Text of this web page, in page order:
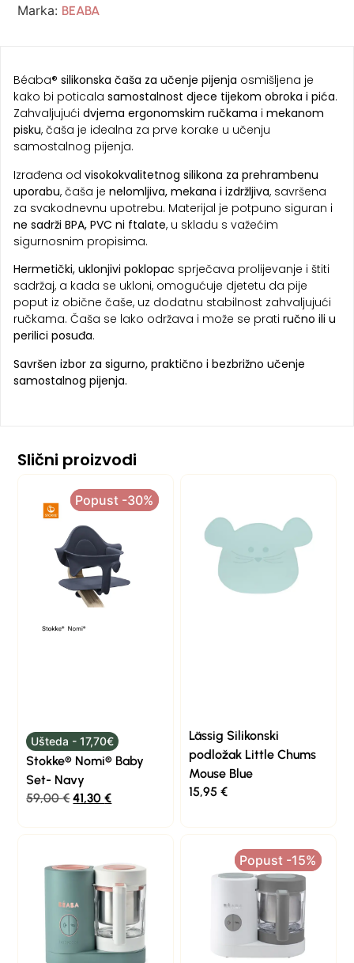
Marka: BEABA
Béaba® silikonska čaša za učenje pijenja osmišljena je
kako bi poticala samostalnost djece tijekom obroka i pića.
Zahvaljujući dvjema ergonomskim ručkama i mekanom
pisku, čaša je idealna za prve korake u učenju
samostalnog pijenja.
Izrađena od visokokvalitetnog silikona za prehrambenu
uporabu, čaša je nelomljiva, mekana i izdržljiva, savršena
za svakodnevnu upotrebu. Materijal je potpuno siguran i
ne sadrži BPA, PVC ni ftalate, u skladu s važećim
sigurnosnim propisima.
Hermetički, uklonjivi poklopac sprječava prolijevanje i štiti
sadržaj, a kada se ukloni, omogućuje djetetu da pije
poput iz obične čaše, uz dodatnu stabilnost zahvaljujući
ručkama. Čaša se lako održava i može se prati ručno ili u
perilici posuđa.
Savršen izbor za sigurno, praktično i bezbrižno učenje
samostalnog pijenja.
Slični proizvodi
Popust -30%
Popust -30%
Ušteda - 17,70€
Stokke® Nomi® Baby
Set- Navy
59,00€ 41,30€
Lässig Silikonski
podložak Little Chums
Mouse Blue
15,95 €
Popust -15%
Popust -15%